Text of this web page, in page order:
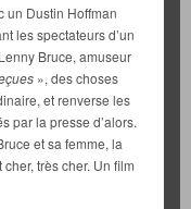
un Dustin Hoffman
les spectateurs d’un
Bruce, amuseur
», des choses
et renverse les
par la presse d’alors.
et sa femme, la
très cher. Un film